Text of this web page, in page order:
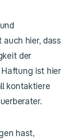
hier, dass
der
ist hier
kontaktiere
hast,